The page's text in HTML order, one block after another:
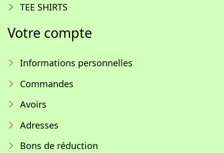
TEE SHIRTS
Votre compte
Informations personnelles
Commandes
Avoirs
Adresses
Bons de réduction